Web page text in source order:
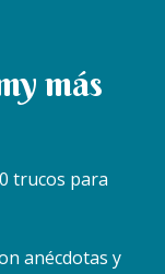
más
trucos para
anécdotas y